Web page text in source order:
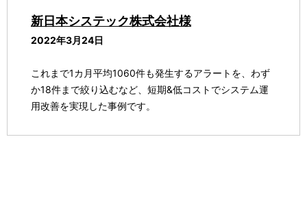
新日本システック株式会社様
2022年3月24日
これまで1カ月平均1060件も発生するアラートを、わず
か18件まで絞り込むなど、短期&低コストでシステム運
用改善を実現した事例です。